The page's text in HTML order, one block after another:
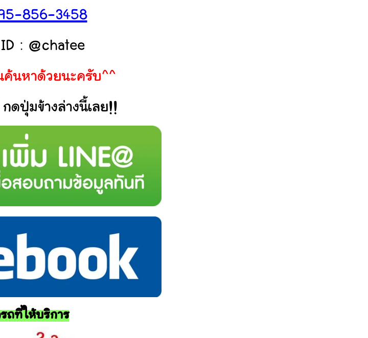
856-3458
: @chatee
นหาด้วยนะครับ^^
ดปุ่มข้างล่างนี้เลย!!
ถที่ให้บริการ